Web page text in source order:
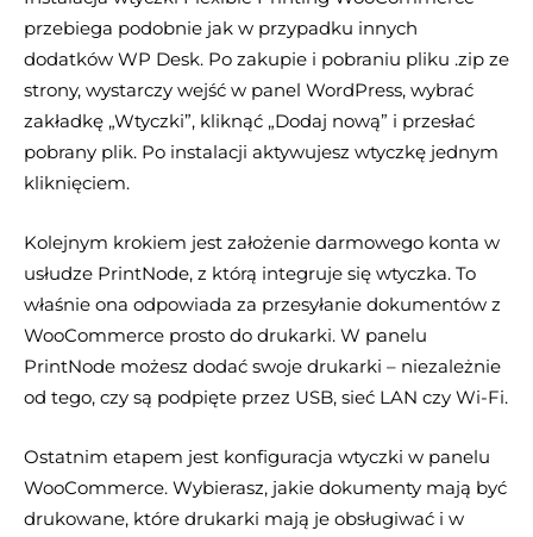
przebiega podobnie jak w przypadku innych
dodatków WP Desk. Po zakupie i pobraniu pliku .zip ze
strony, wystarczy wejść w panel WordPress, wybrać
zakładkę „Wtyczki”, kliknąć „Dodaj nową” i przesłać
pobrany plik. Po instalacji aktywujesz wtyczkę jednym
kliknięciem.
Kolejnym krokiem jest założenie darmowego konta w
usłudze PrintNode, z którą integruje się wtyczka. To
właśnie ona odpowiada za przesyłanie dokumentów z
WooCommerce prosto do drukarki. W panelu
PrintNode możesz dodać swoje drukarki – niezależnie
od tego, czy są podpięte przez USB, sieć LAN czy Wi-Fi.
Ostatnim etapem jest konfiguracja wtyczki w panelu
WooCommerce. Wybierasz, jakie dokumenty mają być
drukowane, które drukarki mają je obsługiwać i w